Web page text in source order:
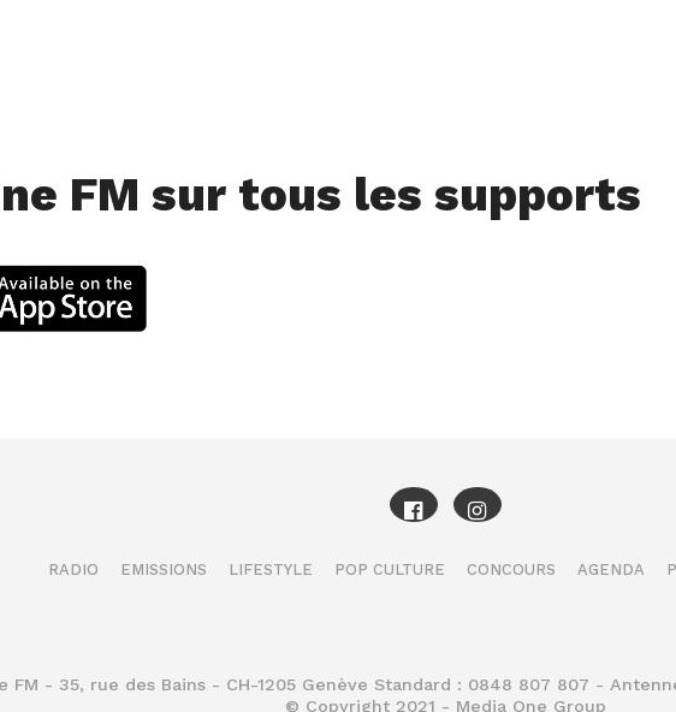
FM sur tous les supports
RADIO EMISSIONS LIFESTYLE POP CULTURE CONCOURS AGENDA
FM - 35, rue des Bains - CH-1205 Genève Standard : 0848 807 807 -
© Copyright 2021 - Media One Group